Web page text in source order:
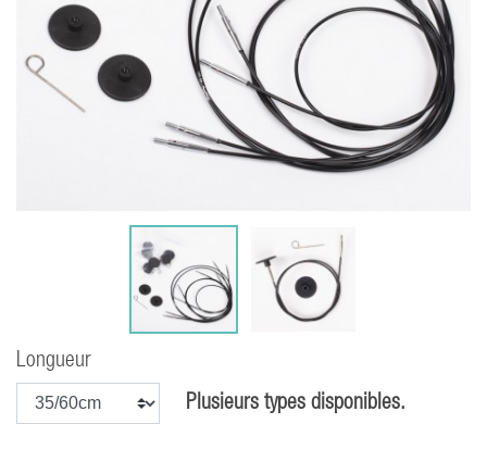
Longueur
Plusieurs types disponibles.